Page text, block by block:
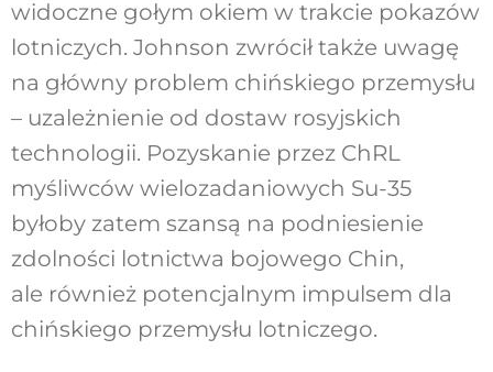
widoczne gołym okiem w trakcie pokazów
lotniczych. Johnson zwrócił także uwagę
na główny problem chińskiego przemysłu
– uzależnienie od dostaw rosyjskich
technologii. Pozyskanie przez ChRL
myśliwców wielozadaniowych Su-35
byłoby zatem szansą na podniesienie
zdolności lotnictwa bojowego Chin,
ale również potencjalnym impulsem dla
chińskiego przemysłu lotniczego.